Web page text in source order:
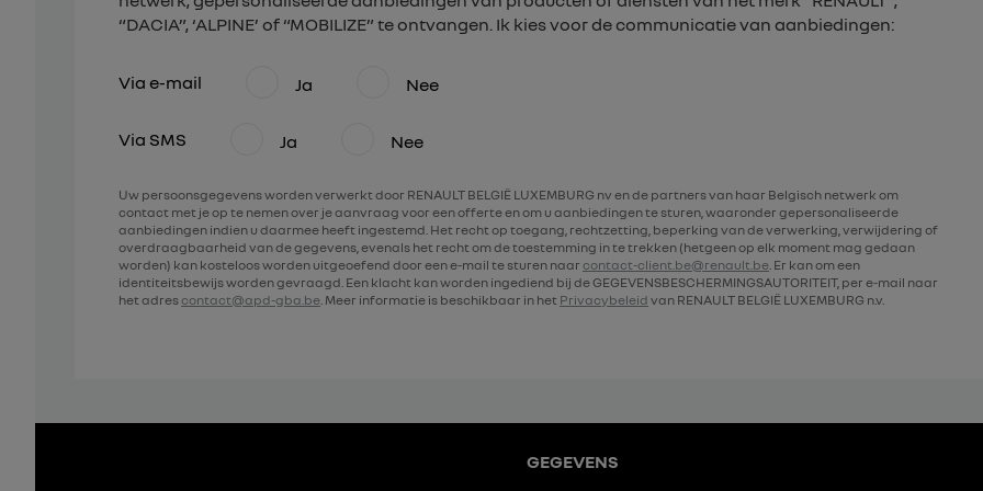
“DACIA”, ‘ALPINE’ of “MOBILIZE” te ontvangen. Ik kies voor de communicatie van aanbiedingen:
Via e-mail Ja Nee
Via SMS Ja Nee
Uw persoonsgegevens worden verwerkt door RENAULT BELGIË LUXEMBURG nv en de partners van haar Belgisch netwerk om
contact met je op te nemen over je aanvraag voor een offerte en om u aanbiedingen te sturen, waaronder gepersonaliseerde
aanbiedingen indien u daarmee heeft ingestemd. Het recht op toegang, rechtzetting, beperking van de verwerking, verwijdering of
overdraagbaarheid van de gegevens, evenals het recht om de toestemming in te trekken (hetgeen op elk moment mag gedaan
worden) kan kosteloos worden uitgeoefend door een e-mail te sturen naar contact-client.be@renault.be. Er kan om een
identiteitsbewijs worden gevraagd. Een klacht kan worden ingediend bij de GEGEVENSBESCHERMINGSAUTORITEIT, per e-mail naar
het adres contact@apd-gba.be. Meer informatie is beschikbaar in het Privacybeleid van RENAULT BELGIË LUXEMBURG n.v.
GEGEVENS